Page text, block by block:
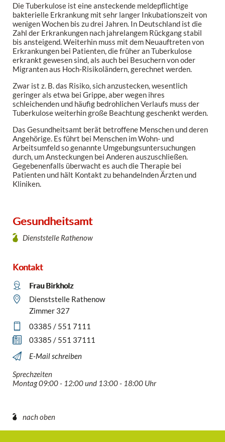
Die Tuberkulose ist eine ansteckende meldepflichtige
bakterielle Erkrankung mit sehr langer Inkubationszeit von
wenigen Wochen bis zu drei Jahren. In Deutschland ist die
Zahl der Erkrankungen nach jahrelangem Rückgang stabil
bis ansteigend. Weiterhin muss mit dem Neuauftreten von
Erkrankungen bei Patienten, die früher an Tuberkulose
erkrankt gewesen sind, als auch bei Besuchern von oder
Migranten aus Hoch-Risikoländern, gerechnet werden.
Zwar ist z. B. das Risiko, sich anzustecken, wesentlich
geringer als etwa bei Grippe, aber wegen ihres
schleichenden und häufig bedrohlichen Verlaufs muss der
Tuberkulose weiterhin große Beachtung geschenkt werden.
Das Gesundheitsamt berät betroffene Menschen und deren
Angehörige. Es führt bei Menschen im Wohn- und
Arbeitsumfeld so genannte Umgebungsuntersuchungen
durch, um Ansteckungen bei Anderen auszuschließen.
Gegebenenfalls überwacht es auch die Therapie bei
Patienten und hält Kontakt zu behandelnden Ärzten und
Kliniken.
Gesundheitsamt
Dienststelle Rathenow
Kontakt
Frau Birkholz
Dienststelle Rathenow
Zimmer 327
03385 / 551 7111
03385 / 551 37111
E-Mail schreiben
Sprechzeiten
Montag 09:00 - 12:00 und 13:00 - 18:00 Uhr
nach oben